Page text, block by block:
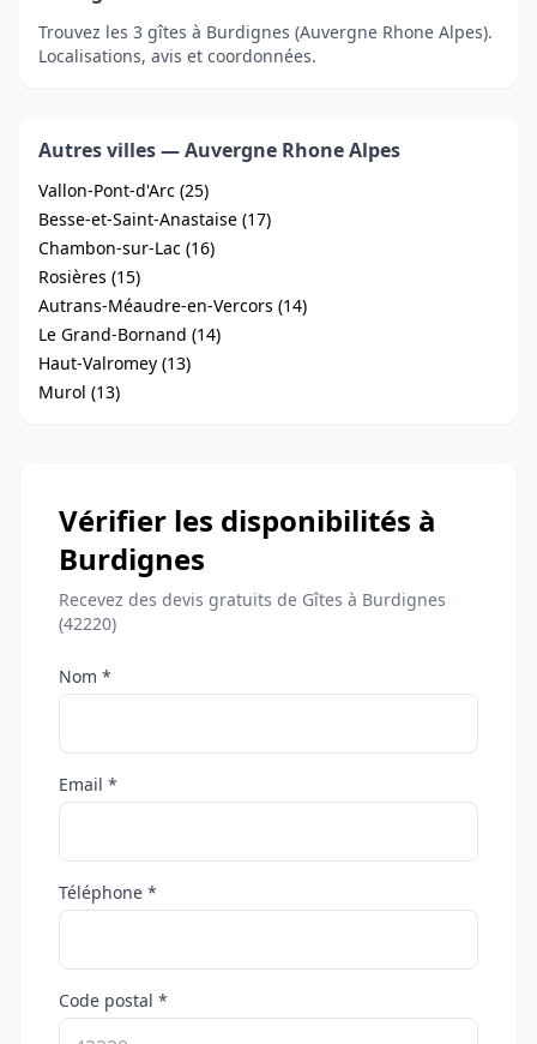
Trouvez les 3 gîtes à Burdignes (Auvergne Rhone Alpes).
Localisations, avis et coordonnées.
Autres villes — Auvergne Rhone Alpes
Vallon-Pont-d'Arc (25)
Besse-et-Saint-Anastaise (17)
Chambon-sur-Lac (16)
Rosières (15)
Autrans-Méaudre-en-Vercors (14)
Le Grand-Bornand (14)
Haut-Valromey (13)
Murol (13)
Vérifier les disponibilités à
Burdignes
Recevez des devis gratuits de Gîtes à Burdignes
(42220)
Nom *
Email *
Téléphone *
Code postal *